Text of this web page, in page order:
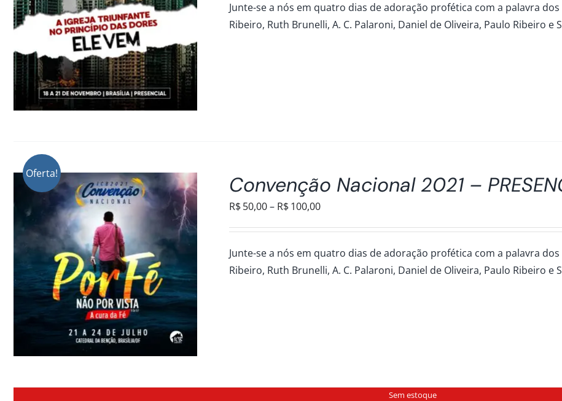
R$50,00
através
Junte-se a nós em quatro dias de adoração profética com a palavra
Ribeiro, Ruth Brunelli, A. C. Palaroni, Daniel de Oliveira, Paulo Ribeiro e
Oferta! Convenção Nacional 2021 –
R$50,00– R$100,00Faixa
R$50,00
através
Junte-se a nós em quatro dias de adoração profética com a palavra
Ribeiro, Ruth Brunelli, A. C. Palaroni, Daniel de Oliveira, Paulo Ribeiro e
Sem estoque